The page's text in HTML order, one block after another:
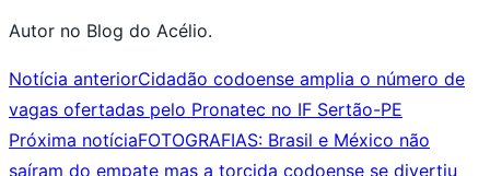
Autor no Blog do Acélio.
Notícia anteriorCidadão codoense amplia o número de
vagas ofertadas pelo Pronatec no IF Sertão-PE
Próxima notíciaFOTOGRAFIAS: Brasil e México não
saíram do empate mas a torcida codoense se divertiu